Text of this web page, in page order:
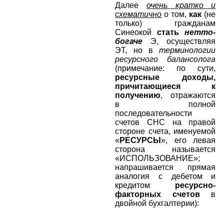
Далееочень кратко и
схематично о том, как (не
только) гражданам
Синеокойстать
нетто-
богаче Э, осуществляя
ЭТ, но втерминологии
ресурсного балансолога
(примечание: по сути,
ресурсные доходы,
причитающиеся к
получению, отражаются
в полной
последовательности
счетов СНС на правой
стороне счета, именуемой
«РЕСУРСЫ», его левая
сторона называется
«ИСПОЛЬЗОВАНИЕ»;
напрашивается прямая
аналогия с дебетом и
кредитом ресурсно-
факторных счетовв
двойной бухгалтерии):